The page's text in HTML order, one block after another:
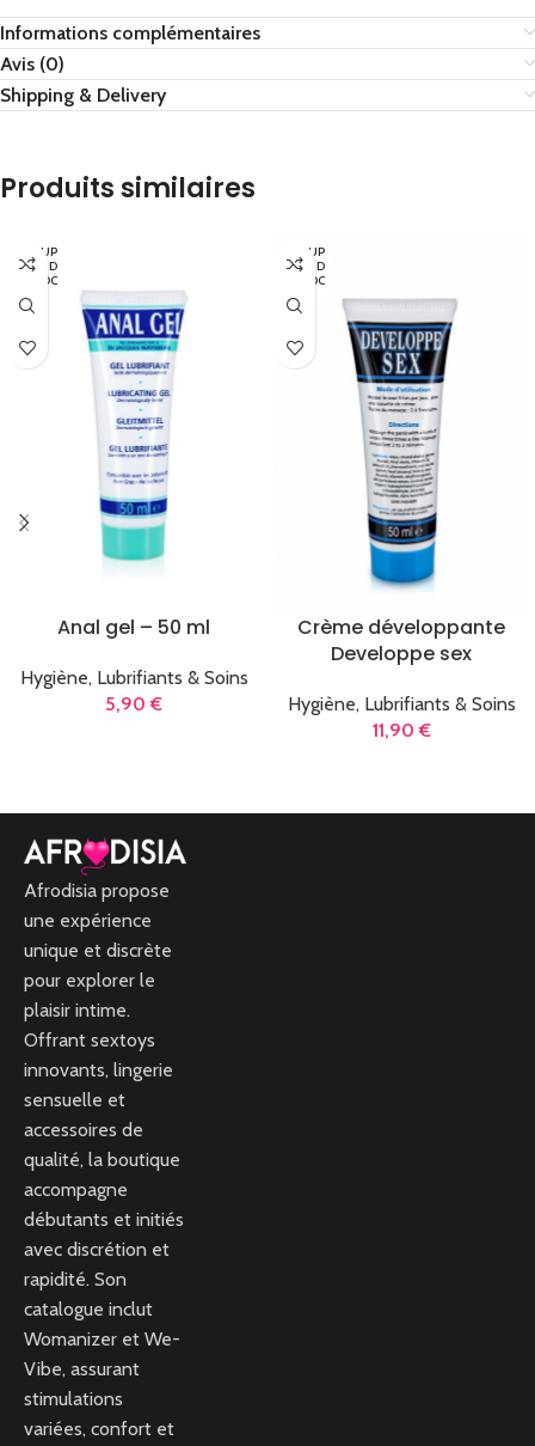
Informations complémentaires
Avis (0)
Shipping & Delivery
Produits similaires
EN RUP
TURE D
E STOC
Anal gel – 50 ml
Hygiène, Lubrifiants & Soins
5,90€
EN RUP
TURE D
E STOC
Crème développante
Developpe sex
Hygiène, Lubrifiants & Soins
11,90€
Afrodisia propose
une expérience
unique et discrète
pour explorer le
plaisir intime.
Offrant sextoys
innovants, lingerie
sensuelle et
accessoires de
qualité, la boutique
accompagne
débutants et initiés
avec discrétion et
rapidité. Son
catalogue inclut
Womanizer et We-
Vibe, assurant
stimulations
variées, confort et